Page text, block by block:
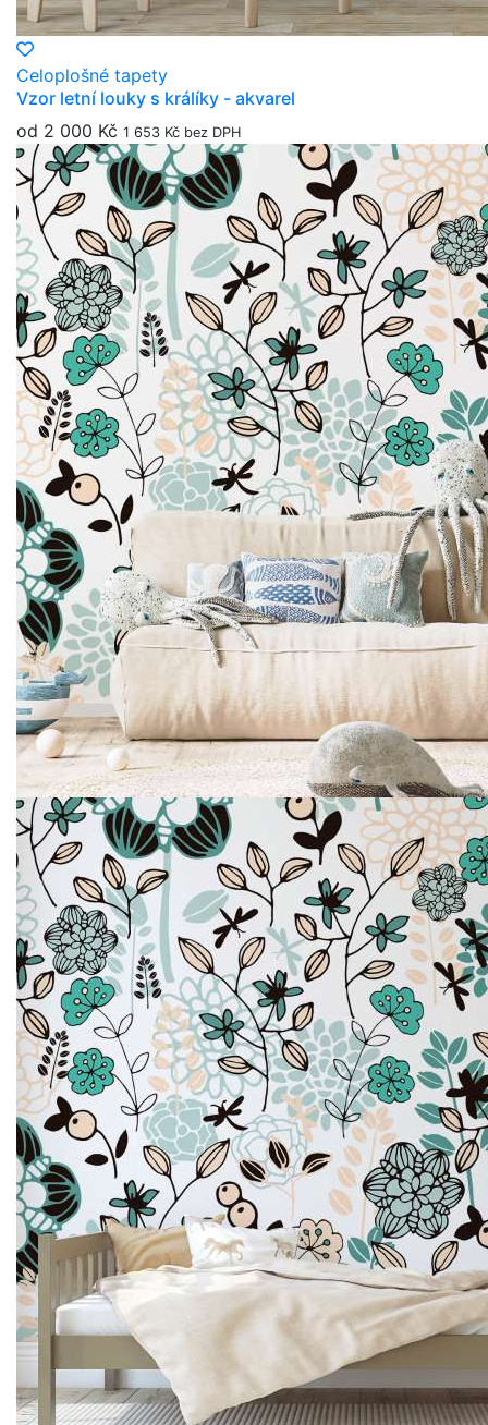
Celoplošné tapety
Vzor letní louky s králíky - akvarel
od 2 000 Kč 1 653 Kč bez DPH